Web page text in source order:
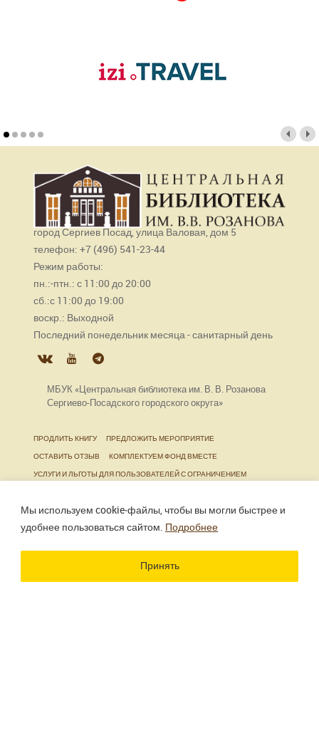
Мы используем cookie‑файлы, чтобы вы могли быстрее и
удобнее пользоваться сайтом. Подробнее
Принять
город Сергиев Посад, улица Валовая, дом 5
телефон: +7 (496) 541-23-44
Режим работы:
пн.:-птн.: с 11:00 до 20:00
сб.:с 11:00 до 19:00
воскр.: Выходной
Последний понедельник месяца - санитарный день
МБУК «Центральная библиотека им. В. В. Розанова
Сергиево-Посадского городского округа»
ПРОДЛИТЬ КНИГУ
ПРЕДЛОЖИТЬ МЕРОПРИЯТИЕ
ОСТАВИТЬ ОТЗЫВ
КОМПЛЕКТУЕМ ФОНД ВМЕСТЕ
УСЛУГИ И ЛЬГОТЫ ДЛЯ ПОЛЬЗОВАТЕЛЕЙ С ОГРАНИЧЕНИЕМ
ЖИЗНЕДЕЯТЕЛЬНОСТИ
Использование материалов сайта разрешено только
при наличии активной ссылки.